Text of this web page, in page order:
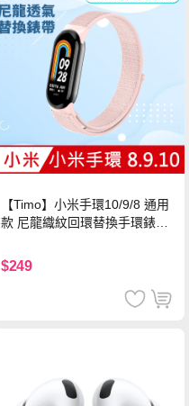
【Timo】小米手環10/9/8 通用
款 尼龍織紋回環替換手環錶帶-
$249